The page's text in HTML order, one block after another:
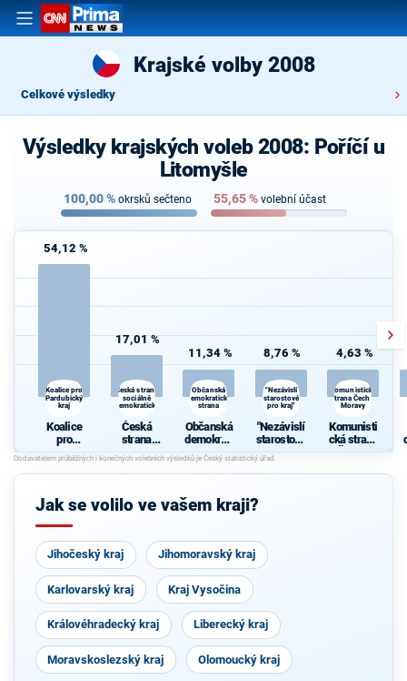
Krajské volby 2008
Celkové výsledky
Výsledky krajských voleb 2008: Poříčí u
Litomyšle
100,00% okrsků sečteno 55,65% volební účast
54,12 %
Koalice pro
Pardubický
kraj
Koalice
pro
Pardubick
ý kraj
17,01 %
Česká strana
sociálně
demokratická
Česká
strana
sociálně
demokrati
cká
11,34 %
Občanská
demokratická
strana
Občanská
demokrati
cká strana
8,76 %
"Nezávislí
starostové
pro kraj"
"Nezávislí
starostové
pro kraj"
4,63 %
Komunistická
strana Čech a
Moravy
Komunisti
cká strana
Čech a
Jak se volilo ve vašem kraji?
Jihočeský kraj Jihomoravský kraj
Karlovarský kraj Kraj Vysočina
Královéhradecký kraj Liberecký kraj
Moravskoslezský kraj Olomoucký kraj